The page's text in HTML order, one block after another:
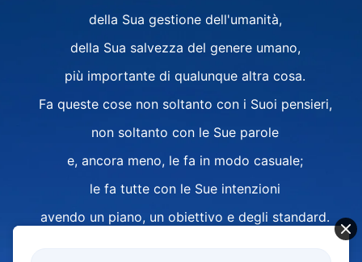
della Sua gestione dell'umanità,
della Sua salvezza del genere umano,
più importante di qualunque altra cosa.
Fa queste cose non soltanto con i Suoi pensieri,
non soltanto con le Sue parole
e, ancora meno, le fa in modo casuale;
le fa tutte con le Sue intenzioni
avendo un piano, un obiettivo e degli standard.